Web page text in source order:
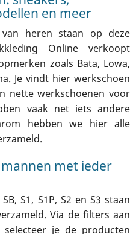
en meer
heren staan op deze
Online verkoopt
zoals Bata, Lowa,
Je vindt hier werkschoen
nette werkschoenen voor
vaak net iets andere
hebben we hier alle
met ieder
S1, S1P, S2 en S3 staan
Via de filters aan
je de producten